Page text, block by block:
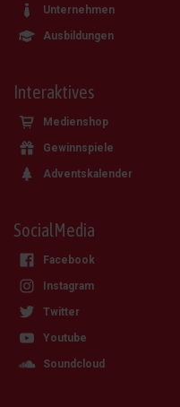
Unternehmen
Ausbildungen
Interaktives
Medienshop
Gewinnspiele
Adventskalender
SocialMedia
Facebook
Instagram
Twitter
Youtube
Soundcloud